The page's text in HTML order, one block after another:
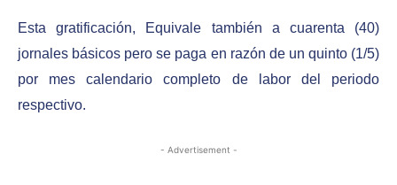
Esta gratificación, Equivale también a cuarenta (40)
jornales básicos pero se paga en razón de un quinto (1/5)
por mes calendario completo de labor del periodo
respectivo.
- Advertisement -